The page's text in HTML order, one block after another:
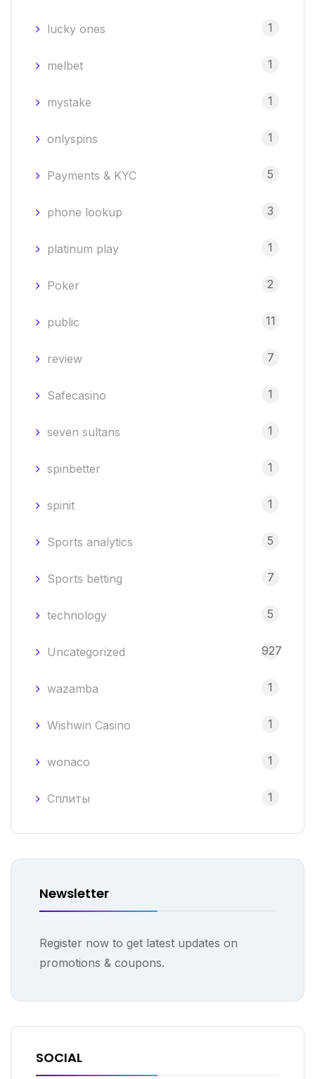
lucky ones 1
melbet 1
mystake 1
onlyspins 1
Payments & KYC 5
phone lookup 3
platinum play 1
Poker 2
public 11
review 7
Safecasino 1
seven sultans 1
spinbetter 1
spinit 1
Sports analytics 5
Sports betting 7
technology 5
Uncategorized 927
wazamba 1
Wishwin Casino 1
wonaco 1
Сплиты 1
Newsletter
Register now to get latest updates on
promotions & coupons.
SOCIAL